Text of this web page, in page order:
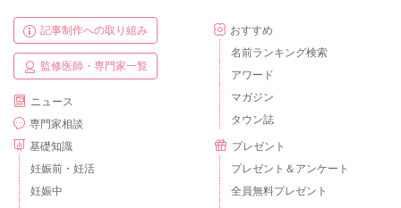
記事制作への取り組み
監修医師・専門家一覧
ニュース
専門家相談
基礎知識
妊娠前・妊活
妊娠中
おすすめ
名前ランキング検索
アワード
マガジン
タウン誌
プレゼント
プレゼント＆アンケート
全員無料プレゼント